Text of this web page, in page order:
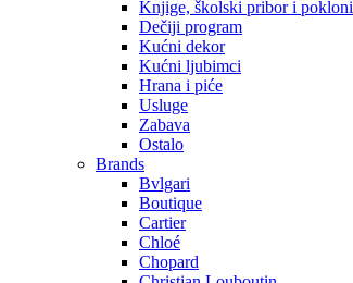
Knjige, školski pribor i pokloni
Dečiji program
Kućni dekor
Kućni ljubimci
Hrana i piće
Usluge
Zabava
Ostalo
Brands
Bvlgari
Boutique
Cartier
Chloé
Chopard